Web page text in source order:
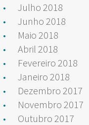
Julho 2018
Junho 2018
Maio 2018
Abril 2018
Fevereiro 2018
Janeiro 2018
Dezembro 2017
Novembro 2017
Outubro 2017